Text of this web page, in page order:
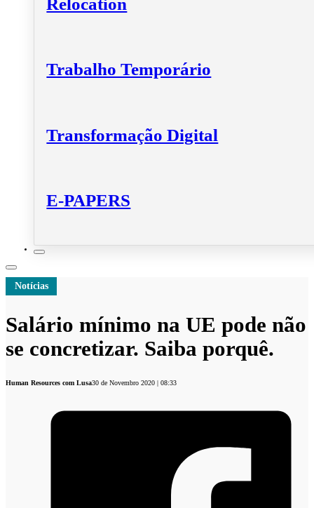
Relocation
Trabalho Temporário
Transformação Digital
E-PAPERS
Notícias
Salário mínimo na UE pode não
se concretizar. Saiba porquê.
Human Resources com Lusa30 de Novembro 2020 | 08:33